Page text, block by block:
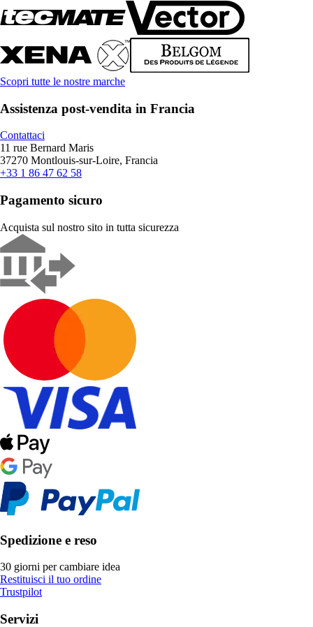
Scopri tutte le nostre marche
Assistenza post-vendita in Francia
Contattaci
11 rue Bernard Maris
37270 Montlouis-sur-Loire, Francia
+33 1 86 47 62 58
Pagamento sicuro
Acquista sul nostro sito in tutta sicurezza
Spedizione e reso
30 giorni per cambiare idea
Restituisci il tuo ordine
Trustpilot
Servizi